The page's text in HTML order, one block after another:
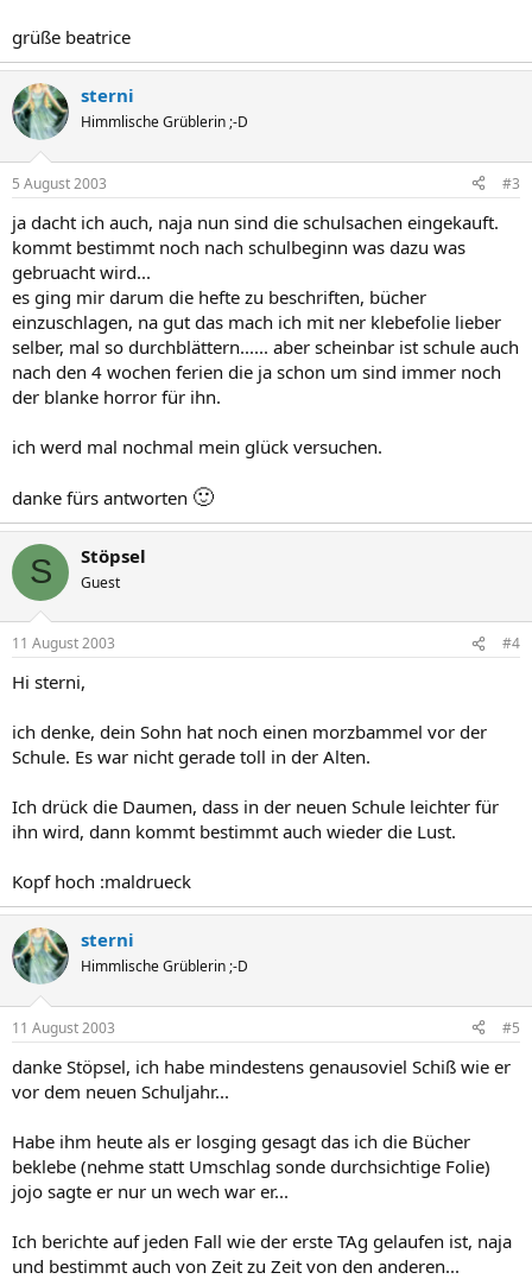
grüße beatrice
sterni
Himmlische Grüblerin ;-D
5 August 2003 #3
ja dacht ich auch, naja nun sind die schulsachen eingekauft.
kommt bestimmt noch nach schulbeginn was dazu was
gebruacht wird...
es ging mir darum die hefte zu beschriften, bücher
einzuschlagen, na gut das mach ich mit ner klebefolie lieber
selber, mal so durchblättern...... aber scheinbar ist schule auch
nach den 4 wochen ferien die ja schon um sind immer noch
der blanke horror für ihn.
ich werd mal nochmal mein glück versuchen.
danke fürs antworten 🙂
S Stöpsel
Guest
11 August 2003 #4
Hi sterni,
ich denke, dein Sohn hat noch einen morzbammel vor der
Schule. Es war nicht gerade toll in der Alten.
Ich drück die Daumen, dass in der neuen Schule leichter für
ihn wird, dann kommt bestimmt auch wieder die Lust.
Kopf hoch :maldrueck
sterni
Himmlische Grüblerin ;-D
11 August 2003 #5
danke Stöpsel, ich habe mindestens genausoviel Schiß wie er
vor dem neuen Schuljahr...
Habe ihm heute als er losging gesagt das ich die Bücher
beklebe (nehme statt Umschlag sonde durchsichtige Folie)
jojo sagte er nur un wech war er...
Ich berichte auf jeden Fall wie der erste TAg gelaufen ist, naja
und bestimmt auch von Zeit zu Zeit von den anderen...